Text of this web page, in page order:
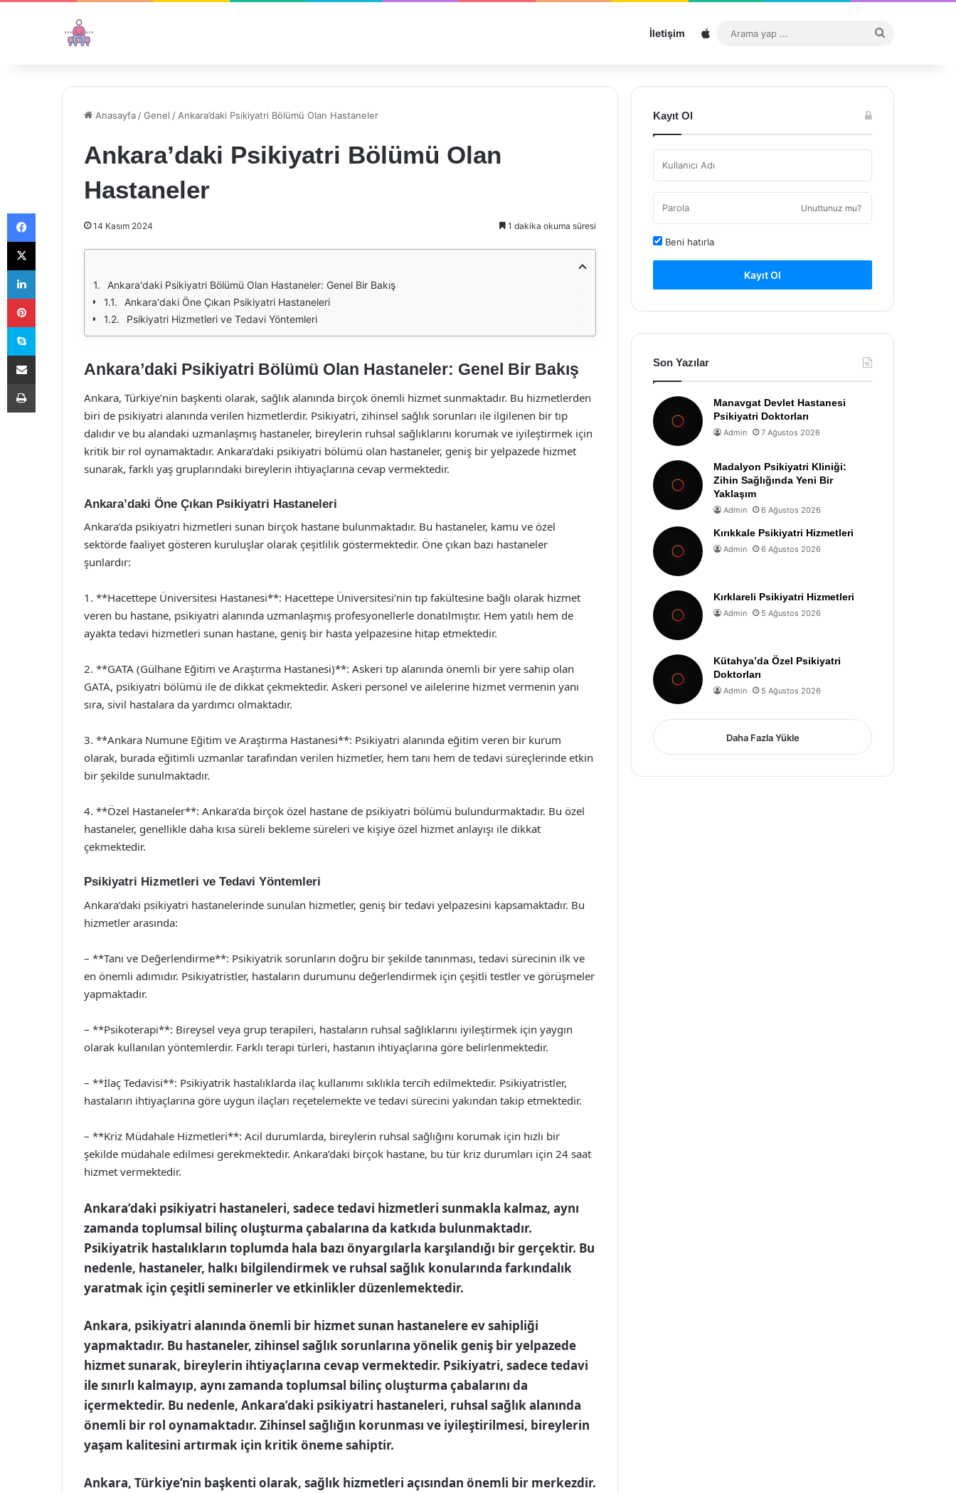
İletişim Sitemap
...
Anasayfa /Genel / Ankara’daki Psikiyatri Bölümü Olan Hastaneler
Ankara’daki Psikiyatri Bölümü Olan
Hastaneler
14 Kasım 2024 1 dakika okuma süresi
Ankara'daki Psikiyatri Bölümü Olan Hastaneler: Genel Bir Bakış
Ankara'daki Öne Çıkan Psikiyatri Hastaneleri
Psikiyatri Hizmetleri ve Tedavi Yöntemleri
Ankara’daki Psikiyatri Bölümü Olan Hastaneler: Genel Bir Bakış
Ankara, Türkiye’nin başkenti olarak, sağlık alanında birçok önemli hizmet sunmaktadır. Bu hizmetlerden
biri de psikiyatri alanında verilen hizmetlerdir. Psikiyatri, zihinsel sağlık sorunları ile ilgilenen bir tıp
dalıdır ve bu alandaki uzmanlaşmış hastaneler, bireylerin ruhsal sağlıklarını korumak ve iyileştirmek için
kritik bir rol oynamaktadır. Ankara’daki psikiyatri bölümü olan hastaneler, geniş bir yelpazede hizmet
sunarak, farklı yaş gruplarındaki bireylerin ihtiyaçlarına cevap vermektedir.
Ankara’daki Öne Çıkan Psikiyatri Hastaneleri
Ankara’da psikiyatri hizmetleri sunan birçok hastane bulunmaktadır. Bu hastaneler, kamu ve özel
sektörde faaliyet gösteren kuruluşlar olarak çeşitlilik göstermektedir. Öne çıkan bazı hastaneler
şunlardır:
1. **Hacettepe Üniversitesi Hastanesi**: Hacettepe Üniversitesi’nin tıp fakültesine bağlı olarak hizmet
veren bu hastane, psikiyatri alanında uzmanlaşmış profesyonellerle donatılmıştır. Hem yatılı hem de
ayakta tedavi hizmetleri sunan hastane, geniş bir hasta yelpazesine hitap etmektedir.
2. **GATA (Gülhane Eğitim ve Araştırma Hastanesi)**: Askeri tıp alanında önemli bir yere sahip olan
GATA, psikiyatri bölümü ile de dikkat çekmektedir. Askeri personel ve ailelerine hizmet vermenin yanı
sıra, sivil hastalara da yardımcı olmaktadır.
3. **Ankara Numune Eğitim ve Araştırma Hastanesi**: Psikiyatri alanında eğitim veren bir kurum
olarak, burada eğitimli uzmanlar tarafından verilen hizmetler, hem tanı hem de tedavi süreçlerinde etkin
bir şekilde sunulmaktadır.
4. **Özel Hastaneler**: Ankara’da birçok özel hastane de psikiyatri bölümü bulundurmaktadır. Bu özel
hastaneler, genellikle daha kısa süreli bekleme süreleri ve kişiye özel hizmet anlayışı ile dikkat
çekmektedir.
Psikiyatri Hizmetleri ve Tedavi Yöntemleri
Ankara’daki psikiyatri hastanelerinde sunulan hizmetler, geniş bir tedavi yelpazesini kapsamaktadır. Bu
hizmetler arasında:
– **Tanı ve Değerlendirme**: Psikiyatrik sorunların doğru bir şekilde tanınması, tedavi sürecinin ilk ve
en önemli adımıdır. Psikiyatristler, hastaların durumunu değerlendirmek için çeşitli testler ve görüşmeler
yapmaktadır.
– **Psikoterapi**: Bireysel veya grup terapileri, hastaların ruhsal sağlıklarını iyileştirmek için yaygın
olarak kullanılan yöntemlerdir. Farklı terapi türleri, hastanın ihtiyaçlarına göre belirlenmektedir.
– **İlaç Tedavisi**: Psikiyatrik hastalıklarda ilaç kullanımı sıklıkla tercih edilmektedir. Psikiyatristler,
hastaların ihtiyaçlarına göre uygun ilaçları reçetelemekte ve tedavi sürecini yakından takip etmektedir.
– **Kriz Müdahale Hizmetleri**: Acil durumlarda, bireylerin ruhsal sağlığını korumak için hızlı bir
şekilde müdahale edilmesi gerekmektedir. Ankara’daki birçok hastane, bu tür kriz durumları için 24 saat
hizmet vermektedir.
Ankara’daki psikiyatri hastaneleri, sadece tedavi hizmetleri sunmakla kalmaz, aynı
zamanda toplumsal bilinç oluşturma çabalarına da katkıda bulunmaktadır.
Psikiyatrik hastalıkların toplumda hala bazı önyargılarla karşılandığı bir gerçektir. Bu
nedenle, hastaneler, halkı bilgilendirmek ve ruhsal sağlık konularında farkındalık
yaratmak için çeşitli seminerler ve etkinlikler düzenlemektedir.
Ankara, psikiyatri alanında önemli bir hizmet sunan hastanelere ev sahipliği
yapmaktadır. Bu hastaneler, zihinsel sağlık sorunlarına yönelik geniş bir yelpazede
hizmet sunarak, bireylerin ihtiyaçlarına cevap vermektedir. Psikiyatri, sadece tedavi
ile sınırlı kalmayıp, aynı zamanda toplumsal bilinç oluşturma çabalarını da
içermektedir. Bu nedenle, Ankara’daki psikiyatri hastaneleri, ruhsal sağlık alanında
önemli bir rol oynamaktadır. Zihinsel sağlığın korunması ve iyileştirilmesi, bireylerin
yaşam kalitesini artırmak için kritik öneme sahiptir.
Ankara, Türkiye’nin başkenti olarak, sağlık hizmetleri açısından önemli bir merkezdir.
Kayıt Ol
Unuttunuz mu?
Beni hatırla
Kayıt Ol
Son Yazılar
Manavgat Devlet Hastanesi
Psikiyatri Doktorları
Admin 7 Ağustos 2026
Madalyon Psikiyatri Kliniği:
Zihin Sağlığında Yeni Bir
Yaklaşım
Admin 6 Ağustos 2026
Kırıkkale Psikiyatri Hizmetleri
Admin 6 Ağustos 2026
Kırklareli Psikiyatri Hizmetleri
Admin 5 Ağustos 2026
Kütahya’da Özel Psikiyatri
Doktorları
Admin 5 Ağustos 2026
Daha Fazla Yükle
Facebook
X
LinkedIn
Pinterest
Skype
E-Posta ile paylaş